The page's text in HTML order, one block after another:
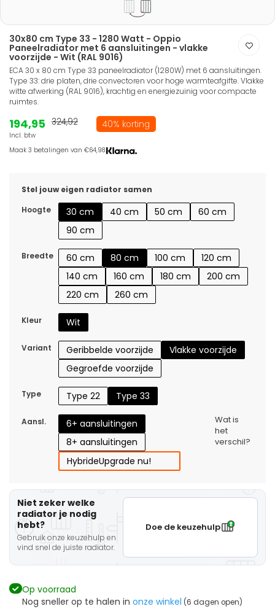
30x80 cm Type 33 - 1280 Watt - Oppio
Paneelradiator met 6 aansluitingen - vlakke
voorzijde - Wit (RAL 9016)
ECA 30 x 80 cm Type 33 paneelradiator (1280W) met 6 aansluitingen.
Type 33: drie platen, drie convectoren voor hoge warmteafgifte. Vlakke
witte afwerking (RAL 9016), krachtig en energiezuinig voor compacte
ruimtes.
194,95
Incl. btw
324,92 40% korting
Maak 3 betalingen van €64,98.
Stel jouw eigen radiator samen
Hoogte
30 cm 40 cm 50 cm
60 cm
90 cm
Breedte 60 cm 80 cm 100 cm
120 cm
140 cm
160 cm 180 cm
200 cm
220 cm
260 cm
Kleur Wit
Variant Geribbelde voorzijde
Vlakke voorzijde
Gegroefde voorzijde
Type Type 22 Type 33
Aansl.
6+ aansluitingen
8+ aansluitingen
HybrideUpgrade nu!
Wat is
het
verschil?
Niet zeker welke
radiator je nodig
hebt?
Gebruik onze keuzehulp en
vind snel de juiste radiator.
Doe de keuzehulp
Op voorraad
Nog sneller op te halen in onze winkel (6 dagen open)